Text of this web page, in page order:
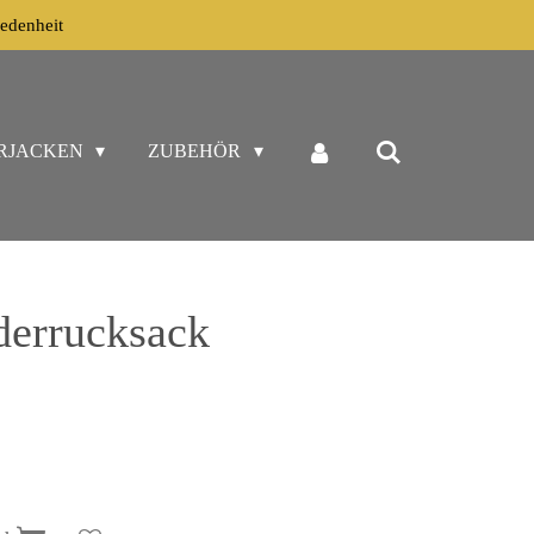
ZUBEHÖR